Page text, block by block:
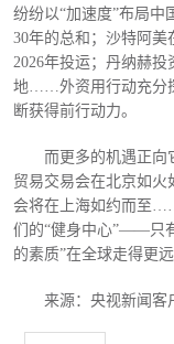
纷纷以“加速度”布局中
30年的总和；沙特阿
2026年投运；丹纳赫
地……外资用行动充分
断获得前行动力。
而更多的机遇正向
贸易交易会在北京如火
会将在上海如约而至
们的“健身中心”——只
的素质”在全球走得更远
来源：央视新闻客